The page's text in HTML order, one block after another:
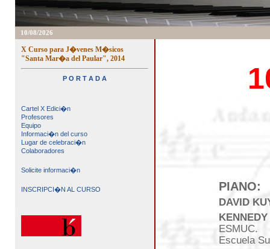
10/08/2026
X Curso para J�venes M�sicos
"Santa Mar�a del Paular", 2014
P O R T A D A
Cartel X Edici�n
Profesores
Equipo
Informaci�n del curso
Lugar de celebraci�n
Colaboradores
Solicite informaci�n
INSCRIPCI�N AL CURSO PIANO:
DAVID
ESMUC.
Escuela